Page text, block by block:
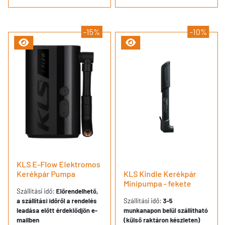
-15%
KLS E-Flow Elektromos
Kerékpár Pumpa
Szállítási idő: Előrendelhető,
a szállítási időről a rendelés
leadása előtt érdeklődjön e-
mailben
-10%
KLS Kindle Kerékpár
Minipumpa - fekete
Szállítási idő: 3-5
munkanapon belül szállítható
(külső raktáron készleten)